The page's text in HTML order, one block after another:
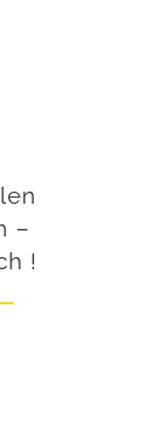
–
!